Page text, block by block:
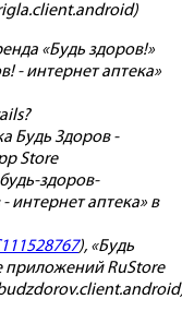
«Будь здоров!»
- интернет аптека»
Будь Здоров -
Store
здоров-
интернет аптека» в
), «Будь
приложений RuStore